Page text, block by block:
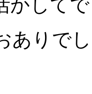
かして
ありで